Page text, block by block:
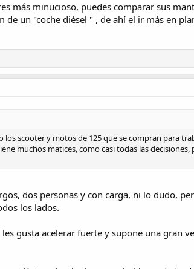
más minucioso, puedes comparar sus
un "coche diésel " , de ahí el ir más en
scooter y motos de 125 que se compran para
muchos matices, como casi todas las decisiones,
dos personas y con carga, ni lo dudo,
los lados.
gusta acelerar fuerte y supone una gran